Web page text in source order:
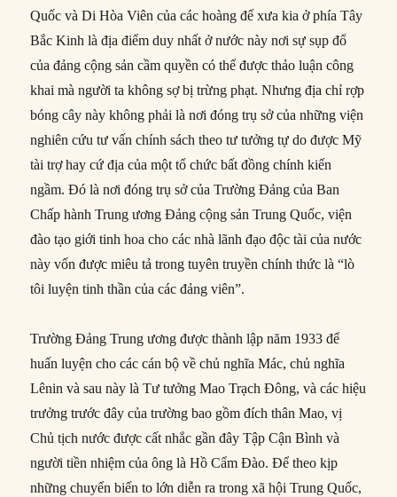
Quốc và Di Hòa Viên của các hoàng đế xưa kia ở phía Tây
Bắc Kinh là địa điểm duy nhất ở nước này nơi sự sụp đổ
của đảng cộng sản cầm quyền có thể được thảo luận công
khai mà người ta không sợ bị trừng phạt. Nhưng địa chỉ rợp
bóng cây này không phải là nơi đóng trụ sở của những viện
nghiên cứu tư vấn chính sách theo tư tưởng tự do được Mỹ
tài trợ hay cứ địa của một tổ chức bất đồng chính kiến
ngầm. Đó là nơi đóng trụ sở của Trường Đảng của Ban
Chấp hành Trung ương Đảng cộng sản Trung Quốc, viện
đào tạo giới tinh hoa cho các nhà lãnh đạo độc tài của nước
này vốn được miêu tả trong tuyên truyền chính thức là “lò
tôi luyện tinh thần của các đảng viên”.
Trường Đảng Trung ương được thành lập năm 1933 để
huấn luyện cho các cán bộ về chủ nghĩa Mác, chủ nghĩa
Lênin và sau này là Tư tưởng Mao Trạch Đông, và các hiệu
trưởng trước đây của trường bao gồm đích thân Mao, vị
Chủ tịch nước được cất nhắc gần đây Tập Cận Bình và
người tiền nhiệm của ông là Hồ Cẩm Đào. Để theo kịp
những chuyển biến to lớn diễn ra trong xã hội Trung Quốc,